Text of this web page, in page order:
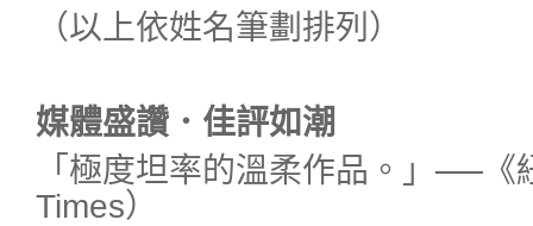
（以上依姓名筆劃排列）
媒體盛讚．佳評如潮
「極度坦率的溫柔作品。」──《
Times）